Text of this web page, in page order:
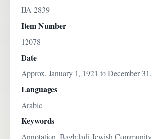
IJA 2839
Item Number
12078
Date
Approx. January 1, 1921 to December 31,
Languages
Arabic
Keywords
Annotation, Baghdadi Jewish